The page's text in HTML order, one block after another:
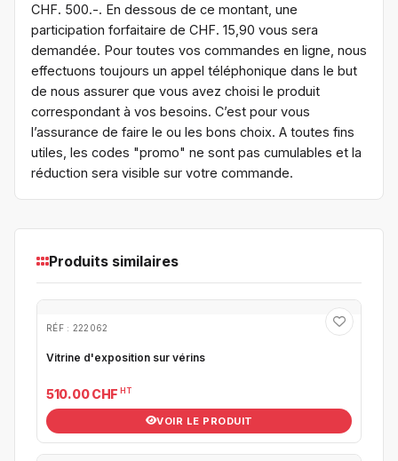
CHF. 500.-. En dessous de ce montant, une
participation forfaitaire de CHF. 15,90 vous sera
demandée. Pour toutes vos commandes en ligne, nous
effectuons toujours un appel téléphonique dans le but
de nous assurer que vous avez choisi le produit
correspondant à vos besoins. C’est pour vous
l’assurance de faire le ou les bons choix. A toutes fins
utiles, les codes "promo" ne sont pas cumulables et la
réduction sera visible sur votre commande.
Produits similaires
RÉF : 222062
Vitrine d'exposition sur vérins
510.00 CHF HT
VOIR LE PRODUIT